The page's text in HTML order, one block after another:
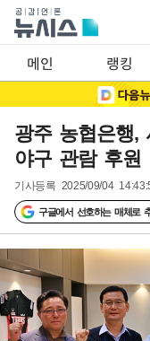
메인 랭킹
광주 농협은행,
야구 관람 후원
기사등록 2025/09/04
구글에서 선호하는 매체로